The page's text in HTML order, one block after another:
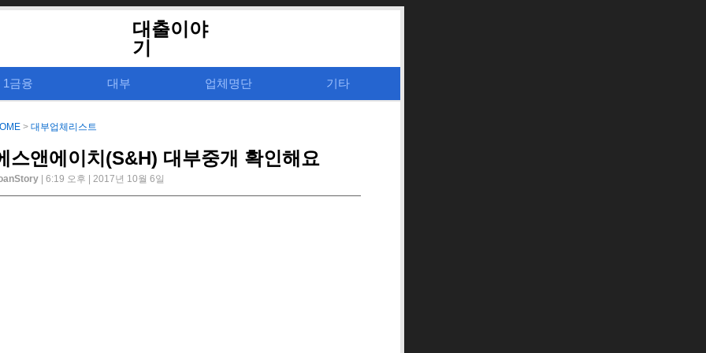
대출이야
기
1금융 대부 업체명단 기타
> 대부업체리스트
스앤에이치(S&H) 대부중개 확인해요
| 6:19 오후 | 2017년 10월 6일